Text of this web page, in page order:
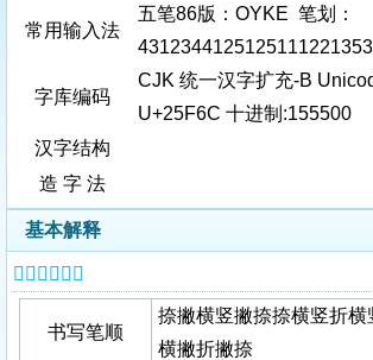
常用输入法
五笔86版：OYKE 笔划：
字库编码
CJK 统一汉字扩充-B
U+25F6C 十进制:155500
汉字结构
造 字 法
基本解释
𥽬字基本信息
书写笔顺
捺撇横竖撇捺捺横竖折横
横撇折撇捺